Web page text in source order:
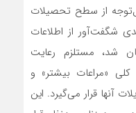
از سطح تحصیلات
شگفت‌‌‌‌‌‌آور از اطلاعات
شد، مستلزم رعایت
«مراعات بیشتر» و
آنها قرار می‌گیرد. این